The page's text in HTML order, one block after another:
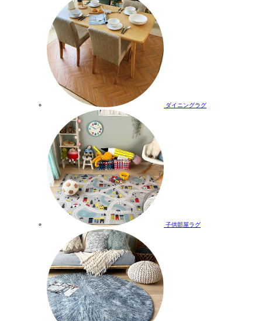
ダイニングラグ
子供部屋ラグ